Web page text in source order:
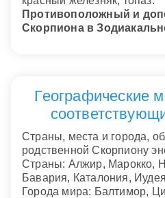
Противоположный и
Скорпиона в
Географические
Страны, места и города,
родственной Скорпиону
Страны: Алжир, Марокко,
Бавария, Каталония,
Города мира: Балтимор,